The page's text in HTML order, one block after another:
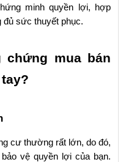
minh quyền lợi, hợp
đủ sức thuyết phục.
chứng mua bán
cư thường rất lớn, do đó,
vệ quyền lợi của bạn.